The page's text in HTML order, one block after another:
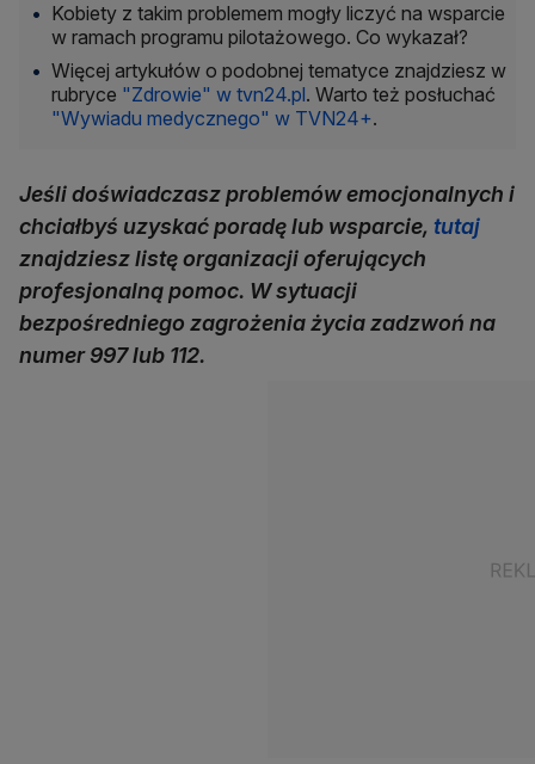
Kobiety z takim problemem mogły liczyć na wsparcie
w ramach programu pilotażowego. Co wykazał?
Więcej artykułów o podobnej tematyce znajdziesz w
rubryce "Zdrowie" w tvn24.pl. Warto też posłuchać
"Wywiadu medycznego" w TVN24+.
Jeśli doświadczasz problemów emocjonalnych i
chciałbyś uzyskać poradę lub wsparcie, tutaj
znajdziesz listę organizacji oferujących
profesjonalną pomoc. W sytuacji
bezpośredniego zagrożenia życia zadzwoń na
numer 997 lub 112.